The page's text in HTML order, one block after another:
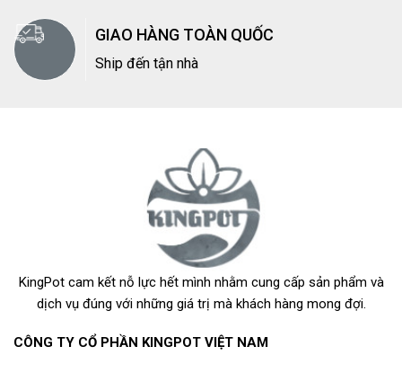
GIAO HÀNG TOÀN QUỐC
Ship đến tận nhà
KingPot cam kết nỗ lực hết mình nhằm cung cấp sản phẩm và
dịch vụ đúng với những giá trị mà khách hàng mong đợi.
CÔNG TY CỔ PHẦN KINGPOT VIỆT NAM